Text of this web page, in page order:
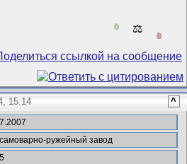
0 ⚖️
0
15:14 ^
ружейный завод